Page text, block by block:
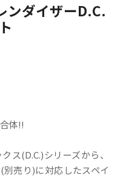
ンダイザーD.C.
体!!
ス(D.C.)シリーズから、
(別売り)に対応したスペイ